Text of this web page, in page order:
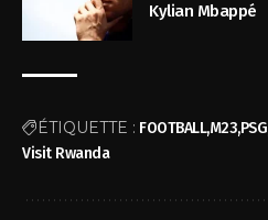
Kylian Mbappé
ÉTIQUETTE : FOOTBALLM23PSG
Visit Rwanda